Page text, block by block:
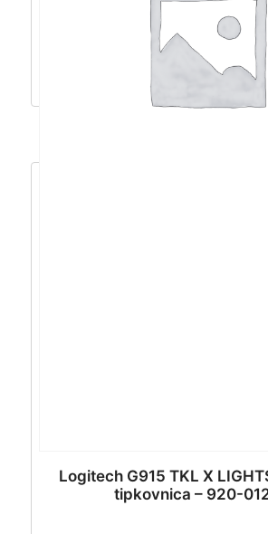
33,35 30,01 €
Dodaj u košaricu
Logitech G915 TKL X
tipkovnica – 920-